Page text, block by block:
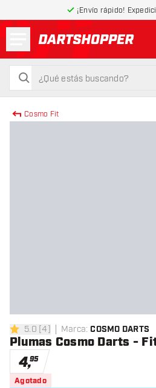
¡Envío rápido!
volver a la
buscar
buscar
Cosmo Fit
5 estrellas de puntuación
5.0 [4] Marca: COSMO DARTS
Plumas Cosmo Darts -
4,95
Agotado